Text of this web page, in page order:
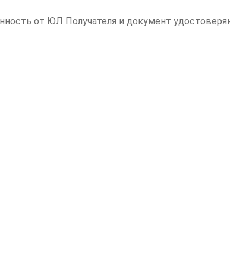
от ЮЛ Получателя и документ